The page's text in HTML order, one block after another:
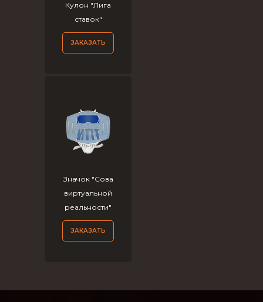
Кулон "Лига
ставок"
ЗАКАЗАТЬ
Значок "Сова
виртуальной
реальности"
ЗАКАЗАТЬ